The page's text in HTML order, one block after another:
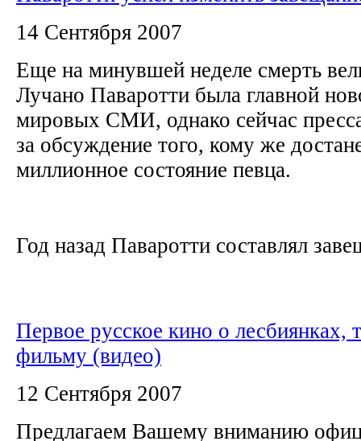
14 Сентября 2007
Еще на минувшей неделе смерть
Лучано Паваротти была главной
мировых СМИ, однако сейчас
за обсуждение того, кому же
миллионное состояние певца.
Год назад Паваротти составлял
Первое русское кино о лесбиянках,
фильму (видео)
12 Сентября 2007
Предлагаем Вашему вниманию